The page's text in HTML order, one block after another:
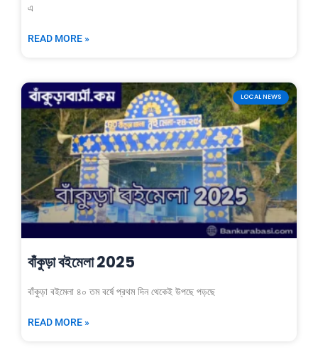
এ
READ MORE »
LOCAL NEWS
বাঁকুড়া বইমেলা 2025
বাঁকুড়া বইমেলা ৪০ তম বর্ষে প্রথম দিন থেকেই উপছে পড়ছে
READ MORE »